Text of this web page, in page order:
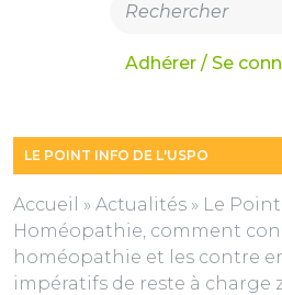
Adhérer / Se
LE POINT INFO DE L'USPO
Accueil » Actualités » Le
Homéopathie, comment
homéopathie et les contre
impératifs de reste à charge